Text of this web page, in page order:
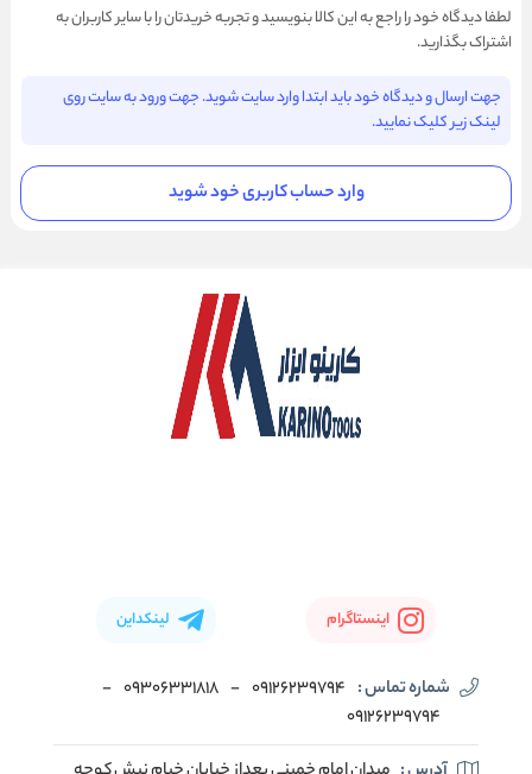
لطفا دیدگاه خود را راجع به این کالا بنویسید و تجربه خریدتان را با سایر کاربران به
اشتراک بگذارید.
جهت ارسال و دیدگاه خود باید ابتدا وارد سایت شوید. جهت ورود به سایت روی
لینک زیر کلیک نمایید.
وارد حساب کاربری خود شوید
اینستاگرام لینکداین
شماره تماس : 09126239794
-
09306331818
-
09126239794